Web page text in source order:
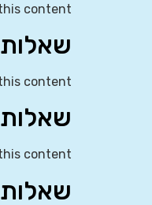
content
שאלות 85-86 – שילוב CML עם SML
content
שאלות 64-65
content
שאלות 59-60